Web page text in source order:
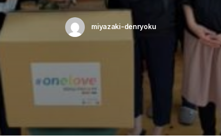
miyazaki-denryoku